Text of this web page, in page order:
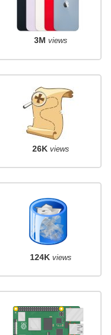
3M views
26K views
124K views